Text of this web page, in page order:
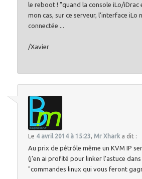
le reboot ! "quand la console iLo/iDrac
mon cas, sur ce serveur, l'interface iLo
connectée ...
/Xavier
Le 4 avril 2014 à 15:23 Mr Xhark a dit :
Au prix de pétrôle même un KVM IP
(j'en ai profité pour linker l'astuce
"commandes linux qui vous feront